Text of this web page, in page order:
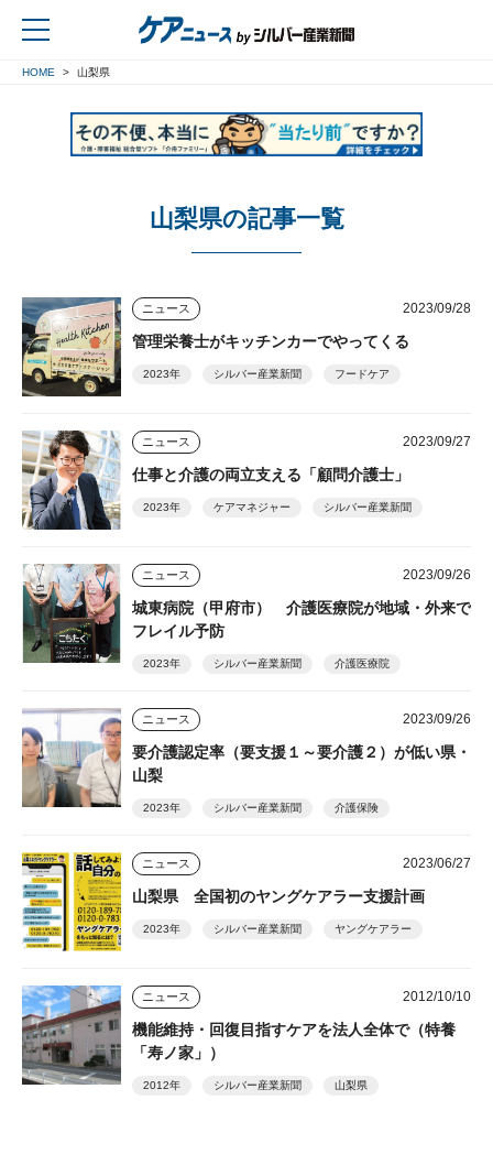
HOME 山梨県
山梨県の記事一覧
ニュース 2023/09/28
管理栄養士がキッチンカーでやってくる
2023年 シルバー産業新聞 フードケア
ニュース 2023/09/27
仕事と介護の両立支える「顧問介護士」
2023年 ケアマネジャー シルバー産業新聞
ニュース 2023/09/26
城東病院（甲府市） 介護医療院が地域・外来で
フレイル予防
2023年 シルバー産業新聞 介護医療院
ニュース 2023/09/26
要介護認定率（要支援１～要介護２）が低い県・
山梨
2023年 シルバー産業新聞 介護保険
ニュース 2023/06/27
山梨県 全国初のヤングケアラー支援計画
2023年 シルバー産業新聞 ヤングケアラー
ニュース 2012/10/10
機能維持・回復目指すケアを法人全体で（特養
「寿ノ家」）
2012年 シルバー産業新聞 山梨県